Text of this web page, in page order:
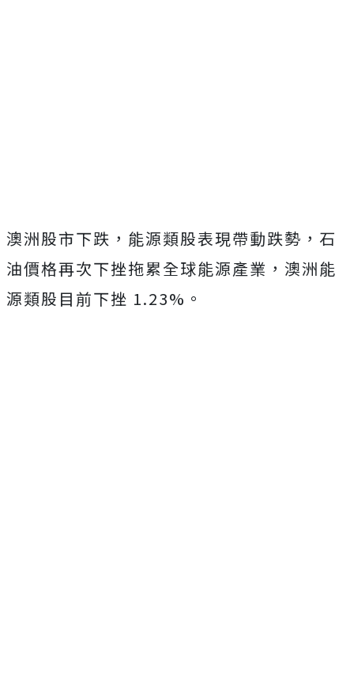
澳洲股市下跌，能源類股表現帶動跌勢，石
油價格再次下挫拖累全球能源產業，澳洲能
源類股目前下挫 1.23%。